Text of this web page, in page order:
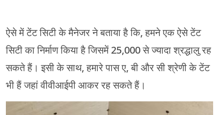
ऐसे में टेंट सिटी के मैनेजर ने बताया है कि, हमने एक ऐसे टेंट
सिटी का निर्माण किया है जिसमें 25,000 से ज्यादा श्रद्धालु रह
सकते हैं। इसी के साथ, हमारे पास ए, बी और सी श्रेणी के टेंट
भी हैं जहां वीवीआईपी आकर रह सकते हैं।